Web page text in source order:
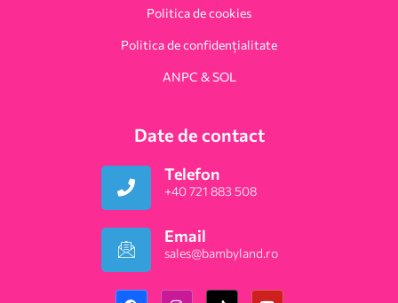
Politica de cookies
Politica de confidențialitate
ANPC & SOL
Date de contact
Telefon
+40 721 883 508
Email
sales@bambyland.ro​